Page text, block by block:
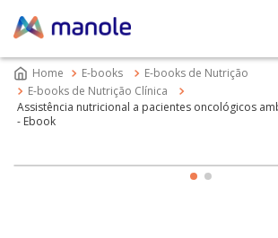
E-books
E-books de Nutrição
E-books de Nutrição Clínica
Assistência nutricional a pacientes oncológicos
- Ebook